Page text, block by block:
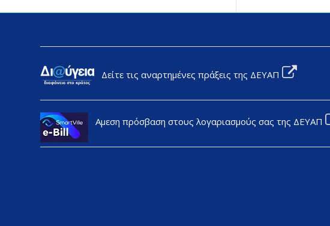
Δείτε τις αναρτημένες πράξεις της ΔΕΥΑΠ
Αμεση πρόσβαση στους λογαριασμούς σας της ΔΕΥΑΠ